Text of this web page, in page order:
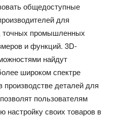
общедоступные
для
точных промышленных
и функций. 3D-
найдут
широком спектре
производстве деталей для
пользователям
настройку своих товаров в